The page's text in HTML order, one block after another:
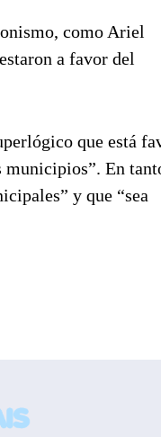
como Ariel
a favor del
que está
municipios”. En
y que “sea